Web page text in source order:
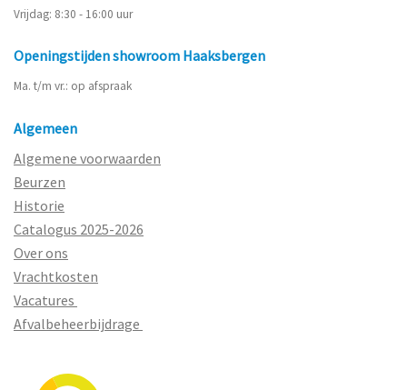
Vrijdag: 8:30 - 16:00 uur
Openingstijden showroom Haaksbergen
Ma. t/m vr.: op afspraak
Algemeen
Algemene voorwaarden
Beurzen
Historie
Catalogus 2025-2026
Over ons
Vrachtkosten
Vacatures
Afvalbeheerbijdrage